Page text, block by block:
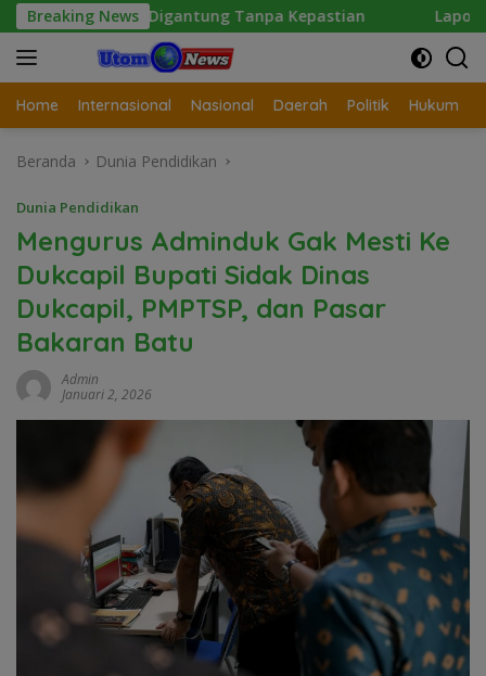
Langsung
ke
konten
Breaking News
Digantung Tanpa Kepastian Laporan Wartawan
Home Internasional Nasional Daerah Politik Hukum
Beranda Dunia Pendidikan
Dunia Pendidikan
Mengurus Adminduk Gak Mesti Ke
Dukcapil Bupati Sidak Dinas
Dukcapil, PMPTSP, dan Pasar
Bakaran Batu
Admin
Januari 2, 2026